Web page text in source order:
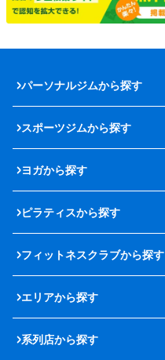
パーソナルジムから探す
スポーツジムから探す
ヨガから探す
ピラティスから探す
フィットネスクラブから探す
エリアから探す
系列店から探す